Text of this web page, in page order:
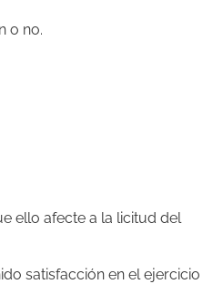
o no.
ello afecte a la licitud del
satisfacción en el ejercicio